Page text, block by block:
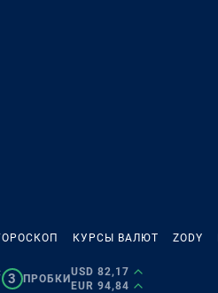
КУРСЫ ВАЛЮТ ZODY
3 ПРОБКИ
USD 82,17
EUR 94,84